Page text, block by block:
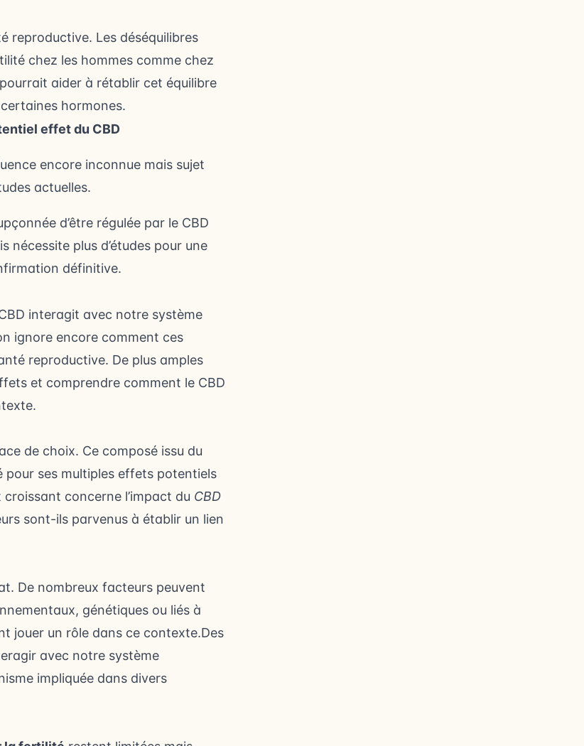
reproductive. Les déséquilibres
chez les hommes comme chez
aider à rétablir cet équilibre
hormones.
effet du CBD
encore inconnue mais sujet
actuelles.
d’être régulée par le CBD
nécessite plus d’études pour une
définitive.
interagit avec notre système
ignore encore comment ces
reproductive. De plus amples
et comprendre comment le CBD
de choix. Ce composé issu du
ses multiples effets potentiels
concerne l’impact du CBD
sont-ils parvenus à établir un lien
De nombreux facteurs peuvent
génétiques ou liés à
jouer un rôle dans ce contexte.Des
avec notre système
impliquée dans divers